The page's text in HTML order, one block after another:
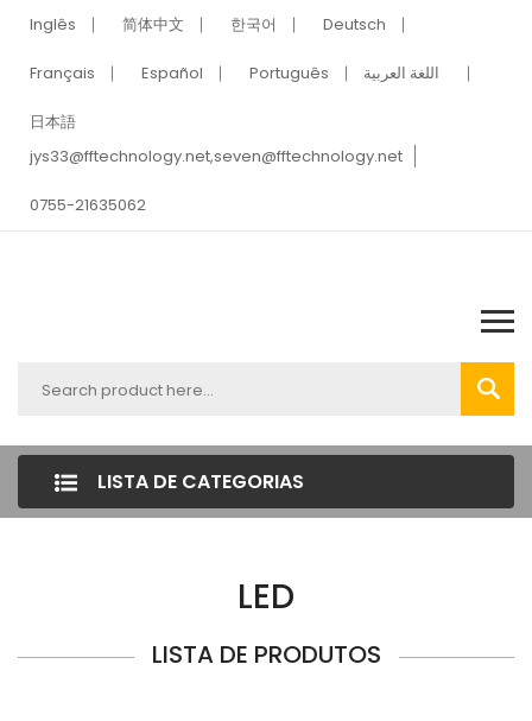
Inglês 简体中文 한국어 Deutsch
Français Español Português اللغة العربية
日本語
jys33@fftechnology.net,seven@fftechnology.net
0755-21635062
LISTA DE CATEGORIAS
LED
LISTA DE PRODUTOS